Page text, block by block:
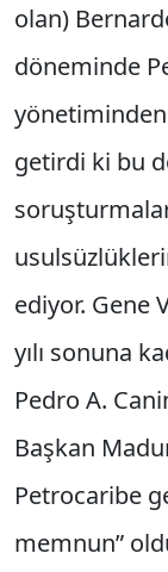
olan)
döneminde
getirdi ki bu
ediyor. Gene
yılı sonuna
Pedro A.
Başkan
Petrocaribe
memnun”